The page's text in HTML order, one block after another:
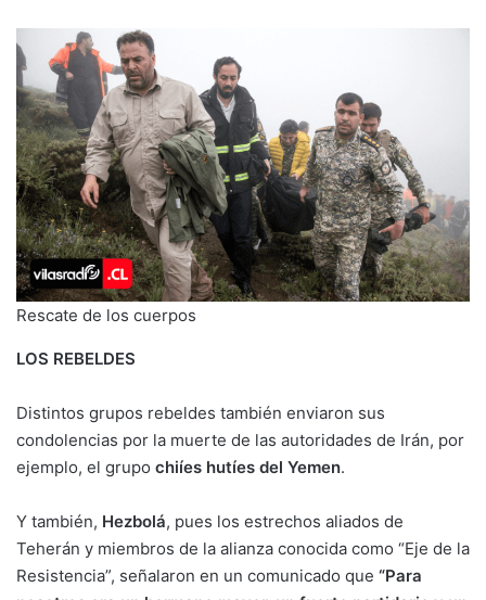
Rescate de los cuerpos
LOS REBELDES
Distintos grupos rebeldes también enviaron sus
condolencias por la muerte de las autoridades de Irán, por
ejemplo, el grupo chiíes hutíes del Yemen.
Y también, Hezbolá, pues los estrechos aliados de
Teherán y miembros de la alianza conocida como “Eje de la
Resistencia”, señalaron en un comunicado que “Para